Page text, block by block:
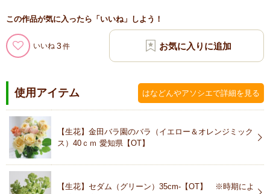
この作品が気に入ったら「いいね」しよう！
いいね 3
使用アイテム はなどんやアソシエで詳細を見る
【生花】金田バラ園のバラ（イエロー＆オレンジミック
ス）40ｃｍ 愛知県【OT】
【生花】セダム（グリーン）35cm-【OT】 ※時期によ